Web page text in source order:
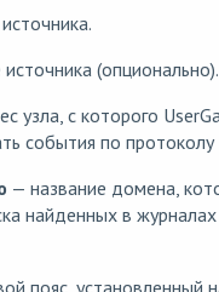
(опционально).
узла, с которого
события по
— название домена,
найденных в